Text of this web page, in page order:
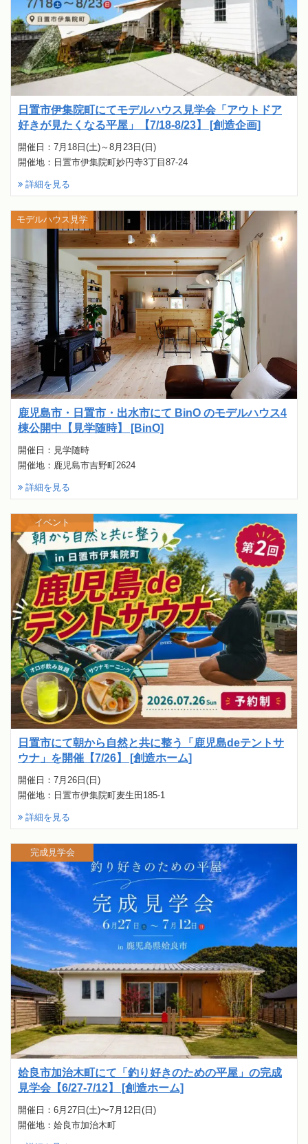
日置市伊集院町にてモデルハウス見学会「アウトドア
好きが見たくなる平屋」【7/18-8/23】 [創造企画]
開催日：7月18日(土)～8月23日(日)
開催地：日置市伊集院町妙円寺3丁目87-24
詳細を見る
鹿児島市・日置市・出水市にて BinO のモデルハウス4
棟公開中【見学随時】 [BinO]
開催日：見学随時
開催地：鹿児島市吉野町2624
詳細を見る
モデルハウス見学
日置市にて朝から自然と共に整う「鹿児島deテントサ
ウナ」を開催【7/26】 [創造ホーム]
開催日：7月26日(日)
開催地：日置市伊集院町麦生田185-1
詳細を見る
イベント
姶良市加治木町にて「釣り好きのための平屋」の完成
見学会【6/27-7/12】 [創造ホーム]
開催日：6月27日(土)〜7月12日(日)
開催地：姶良市加治木町
完成見学会